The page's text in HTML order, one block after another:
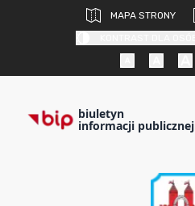
MAPA STRONY
biuletyn
informacji publicznej